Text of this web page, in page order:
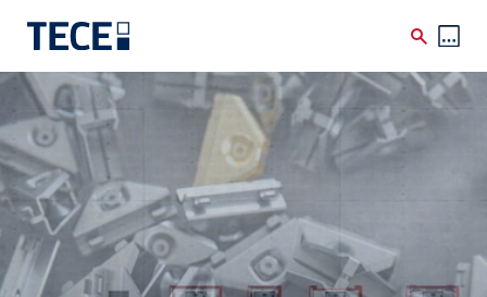
Direkt zum Inhalt